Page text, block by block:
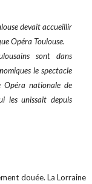
devait accueillir
Opéra Toulouse.
sont dans
le spectacle
nationale de
les unissait depuis
douée. La Lorraine